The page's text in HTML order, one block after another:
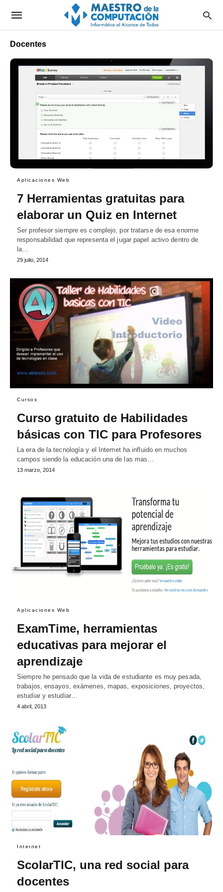
Docentes
Aplicaciones Web
7 Herramientas gratuitas para
elaborar un Quiz en Internet
Ser profesor siempre es complejo, por tratarse de esa enorme
responsabilidad que representa el jugar papel activo dentro de
la…
29 julio, 2014
Cursos
Curso gratuito de Habilidades
básicas con TIC para Profesores
La era de la tecnología y el Internet ha influido en muchos
campos siendo la educación una de las mas…
13 marzo, 2014
Aplicaciones Web
ExamTime, herramientas
educativas para mejorar el
aprendizaje
Siempre he pensado que la vida de estudiante es muy pesada,
trabajos, ensayos, exámenes, mapas, exposiciones, proyectos,
estudiar y estudiar…
4 abril, 2013
Internet
ScolarTIC, una red social para
docentes